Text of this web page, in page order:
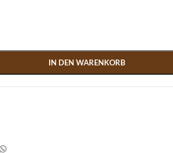
IN DEN WARENKORB